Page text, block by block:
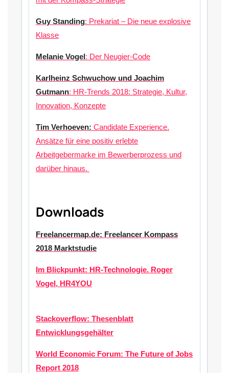
Guy Standing: Prekariat – Die neue explosive
Klasse
Melanie Vogel: Der Neugier-Code
Karlheinz Schwuchow und Joachim
Gutmann: HR-Trends 2018: Strategie, Kultur,
Innovation, Konzepte
Tim Verhoeven: Candidate Experience.
Ansätze für eine positiv erlebte
Arbeitgebermarke im Bewerberprozess und
darüber hinaus.
Downloads
Freelancermap.de: Freelancer Kompass
2018 Marktstudie
Im Blickpunkt: HR-Technologie. Roger
Vogel, HR4YOU
Stackoverflow: Thesenblatt
Entwicklungsgehälter
World Economic Forum: The Future of Jobs
Report 2018